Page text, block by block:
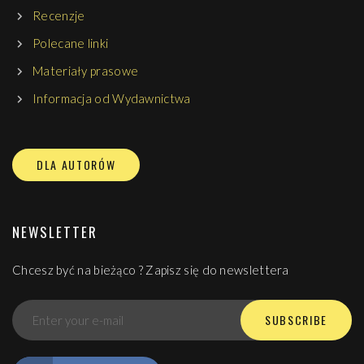
– syntezy jego szerokiej wiedzy naukowej, filozoficznej i
Recenzje
Polecane linki
Materiały prasowe
Informacja od Wydawnictwa
DLA AUTORÓW
NEWSLETTER
Chcesz być na bieżąco ? Zapisz się do newslettera
SUBSCRIBE